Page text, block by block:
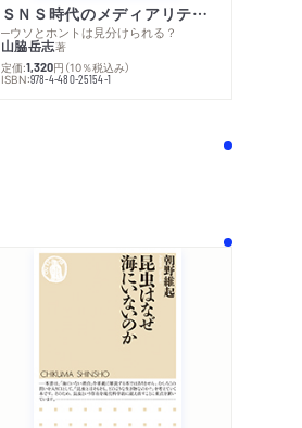
ＳＮＳ時代のメディアリテラシー
─ウソとホントは見分けられる？
山脇岳志著
定価:1,320円 （10％税込み）
ISBN:978-4-480-25154-1